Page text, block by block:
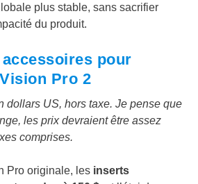
plus stable, sans sacrifier
du produit.
pour
Pro 2
dollars US, hors taxe. Je pense que
les prix devraient être assez
comprises.
Pro originale, les inserts